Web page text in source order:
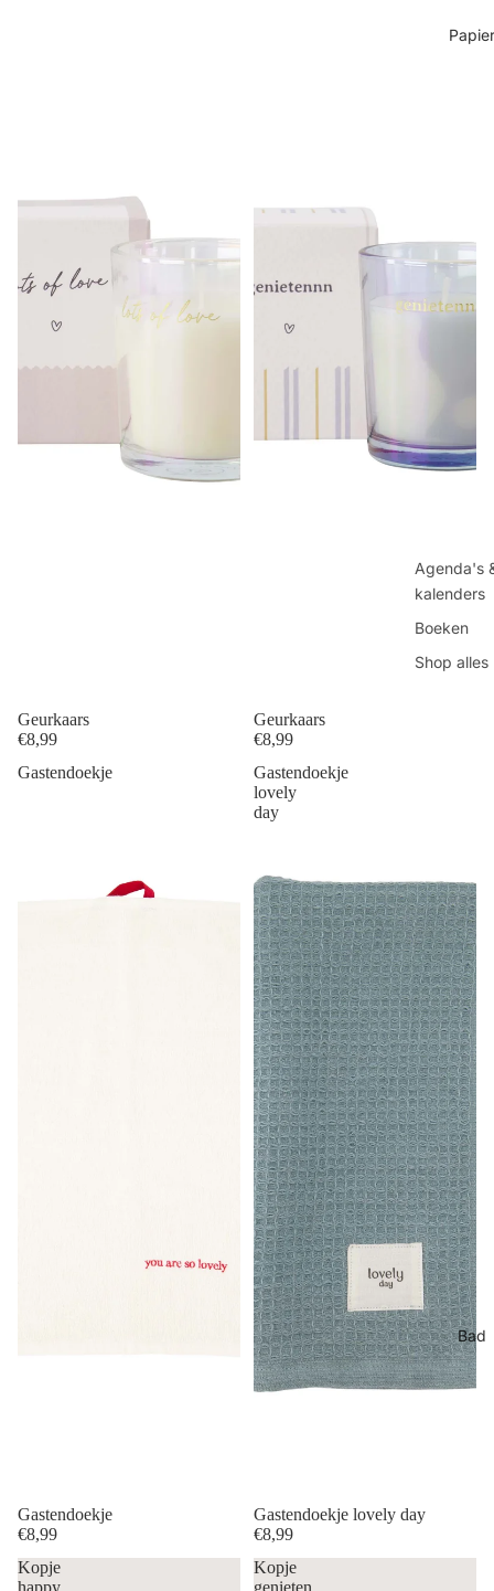
Papier
Agenda's
kalenders
Boeken
Shop alles
Bad
Geurkaars
€8,99
Geurkaars
€8,99
Gastendoekje
Gastendoekje
€8,99
Gastendoekje
lovely
day
Gastendoekje lovely day
€8,99
Kopje
happy
Kopje
genieten